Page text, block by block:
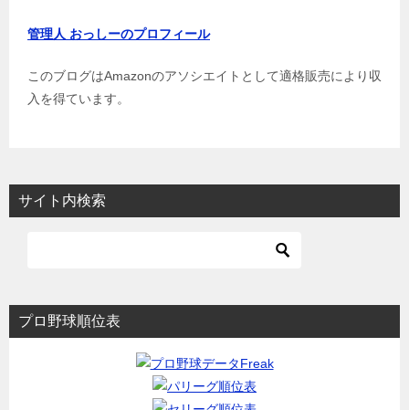
管理人 おっしーのプロフィール
このブログはAmazonのアソシエイトとして適格販売により収
入を得ています。
サイト内検索
プロ野球順位表